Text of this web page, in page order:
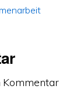
Kommentar